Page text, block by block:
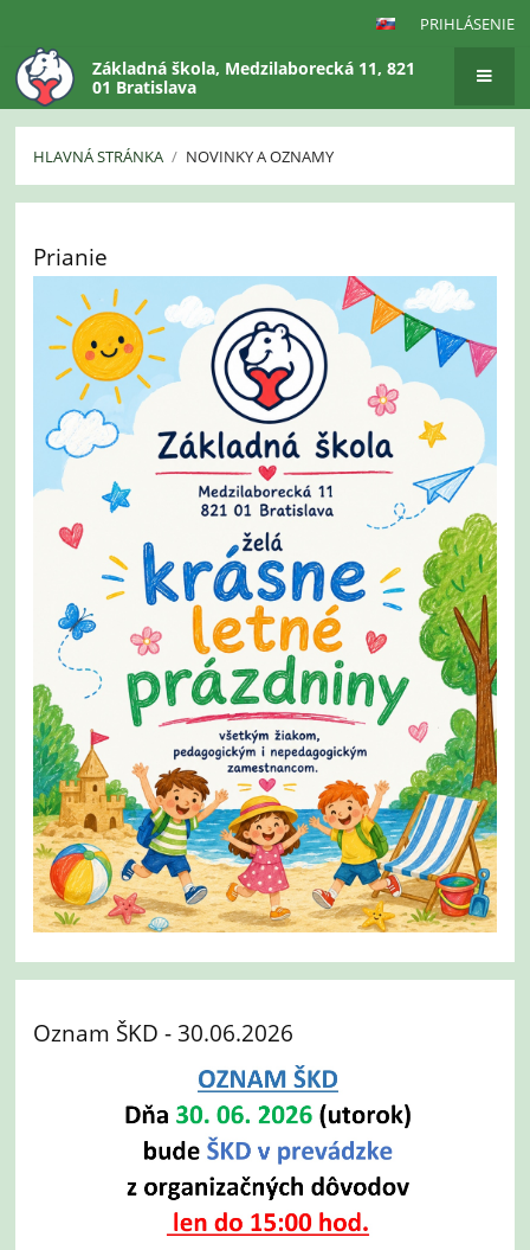
PRIHLÁSENIE
Základná škola, Medzilaborecká 11, 821
01 Bratislava
HLAVNÁ STRÁNKA / NOVINKY A OZNAMY
oznamy
Prianie
Oznam ŠKD - 30.06.2026